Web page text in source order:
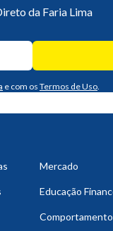
da Faria Lima
e com os Termos de Uso.
Mercado
Educação
Comportamento